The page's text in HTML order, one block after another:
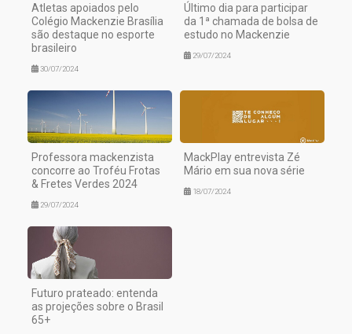
Atletas apoiados pelo
Colégio Mackenzie Brasília
são destaque no esporte
brasileiro
30/07/2024
Último dia para participar
da 1ª chamada de bolsa de
estudo no Mackenzie
29/07/2024
Professora mackenzista
concorre ao Troféu Frotas
& Fretes Verdes 2024
29/07/2024
MackPlay entrevista Zé
Mário em sua nova série
18/07/2024
Futuro prateado: entenda
as projeções sobre o Brasil
65+